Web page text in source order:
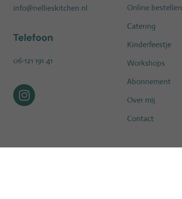
info@nellieskitchen.nl
Telefoon
06-121 191 41
Online bestellen
Catering
Kinderfeestje
Workshops
Abonnement
Over mij
Contact